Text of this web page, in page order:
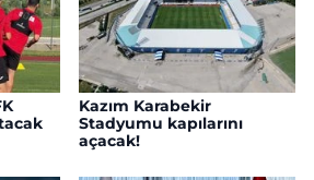
Kazım Karabekir
Stadyumu kapılarını
açacak!